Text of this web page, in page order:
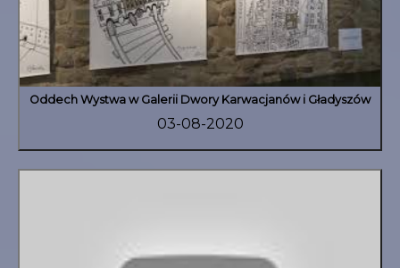
Oddech Wystwa w Galerii Dwory Karwacjanów i Gładyszów
03-08-2020